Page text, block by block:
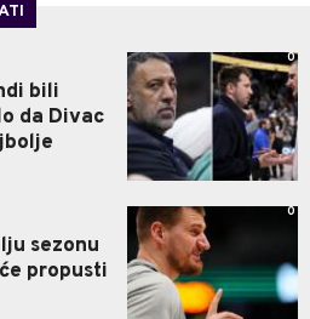
bili
da Divac
0
sezonu
propusti
0